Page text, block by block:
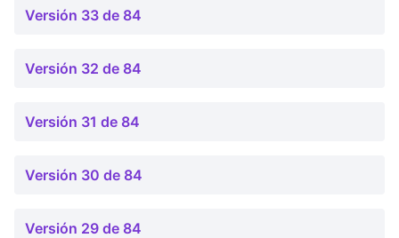
Versión 33 de 84
Versión 32 de 84
Versión 31 de 84
Versión 30 de 84
Versión 29 de 84